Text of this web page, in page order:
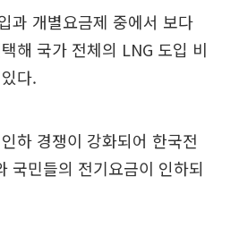
과 개별요금제 중에서 보다
해 국가 전체의 LNG 도입 비
다.
하 경쟁이 강화되어 한국전
국민들의 전기요금이 인하되